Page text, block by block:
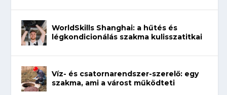
WorldSkills Shanghai: a hűtés és
légkondicionálás szakma kulisszatitkai
Víz- és csatornarendszer-szerelő: egy
szakma, ami a várost működteti